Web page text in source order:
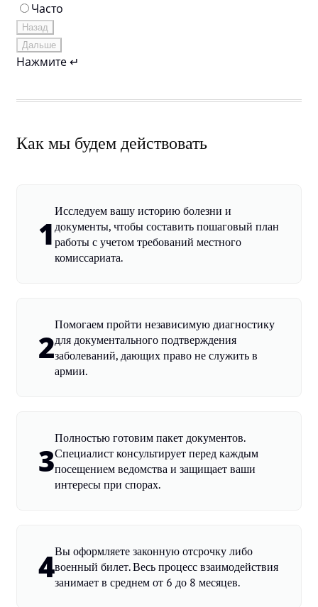
Часто
Назад
Дальше
Нажмите ↵
Как мы будем действовать
1
Исследуем вашу историю болезни и
документы, чтобы составить пошаговый план
работы с учетом требований местного
комиссариата.
2
Помогаем пройти независимую диагностику
для документального подтверждения
заболеваний, дающих право не служить в
армии.
3
Полностью готовим пакет документов.
Специалист консультирует перед каждым
посещением ведомства и защищает ваши
интересы при спорах.
4Вы оформляете законную отсрочку либо
военный билет. Весь процесс взаимодействия
занимает в среднем от 6 до 8 месяцев.